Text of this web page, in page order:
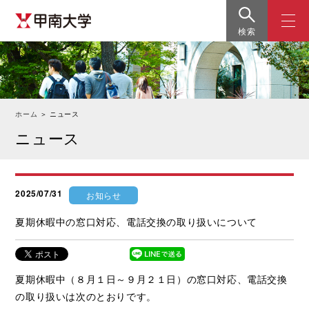
検索
ホーム ＞ニュース
ニュース
2025/07/31 お知らせ
夏期休暇中の窓口対応、電話交換の取り扱いについて
夏期休暇中（８月１日～９月２１日）の窓口対応、電話交換
の取り扱いは次のとおりです。